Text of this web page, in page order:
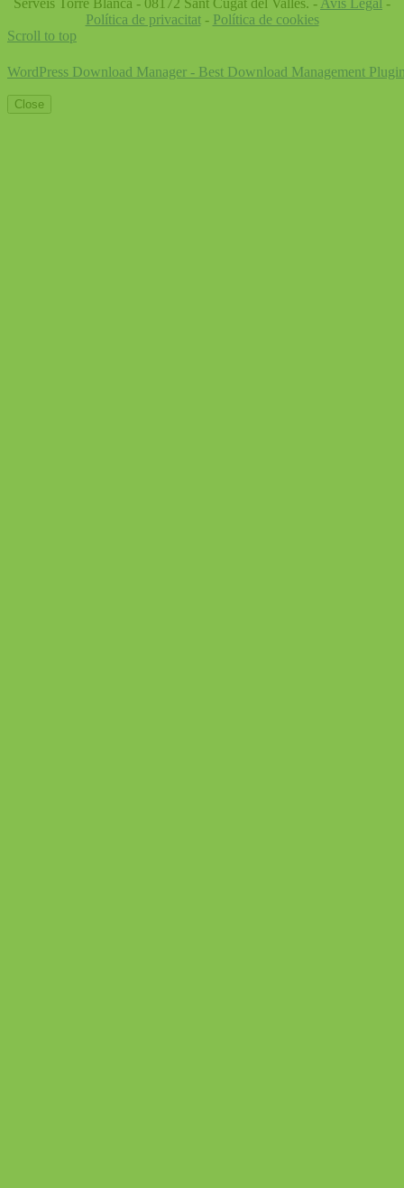
Serveis Torre Blanca - 08172 Sant Cugat del Vallès. - Avís Legal -
Política de privacitat- Política de cookies
Scroll to top
WordPress Download Manager - Best Download Management
Close